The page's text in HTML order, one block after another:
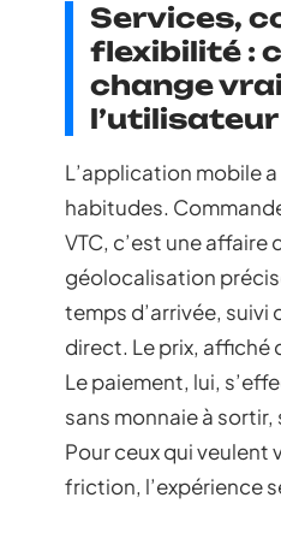
Services,
flexibilité :
change
l’utilisateur
L’application mobile
habitudes.
VTC, c’est une affaire
géolocalisation
temps d’arrivée, suivi
direct. Le prix, affiché
Le paiement, lui,
sans monnaie à sortir,
Pour ceux qui veulent
friction, l’expérience